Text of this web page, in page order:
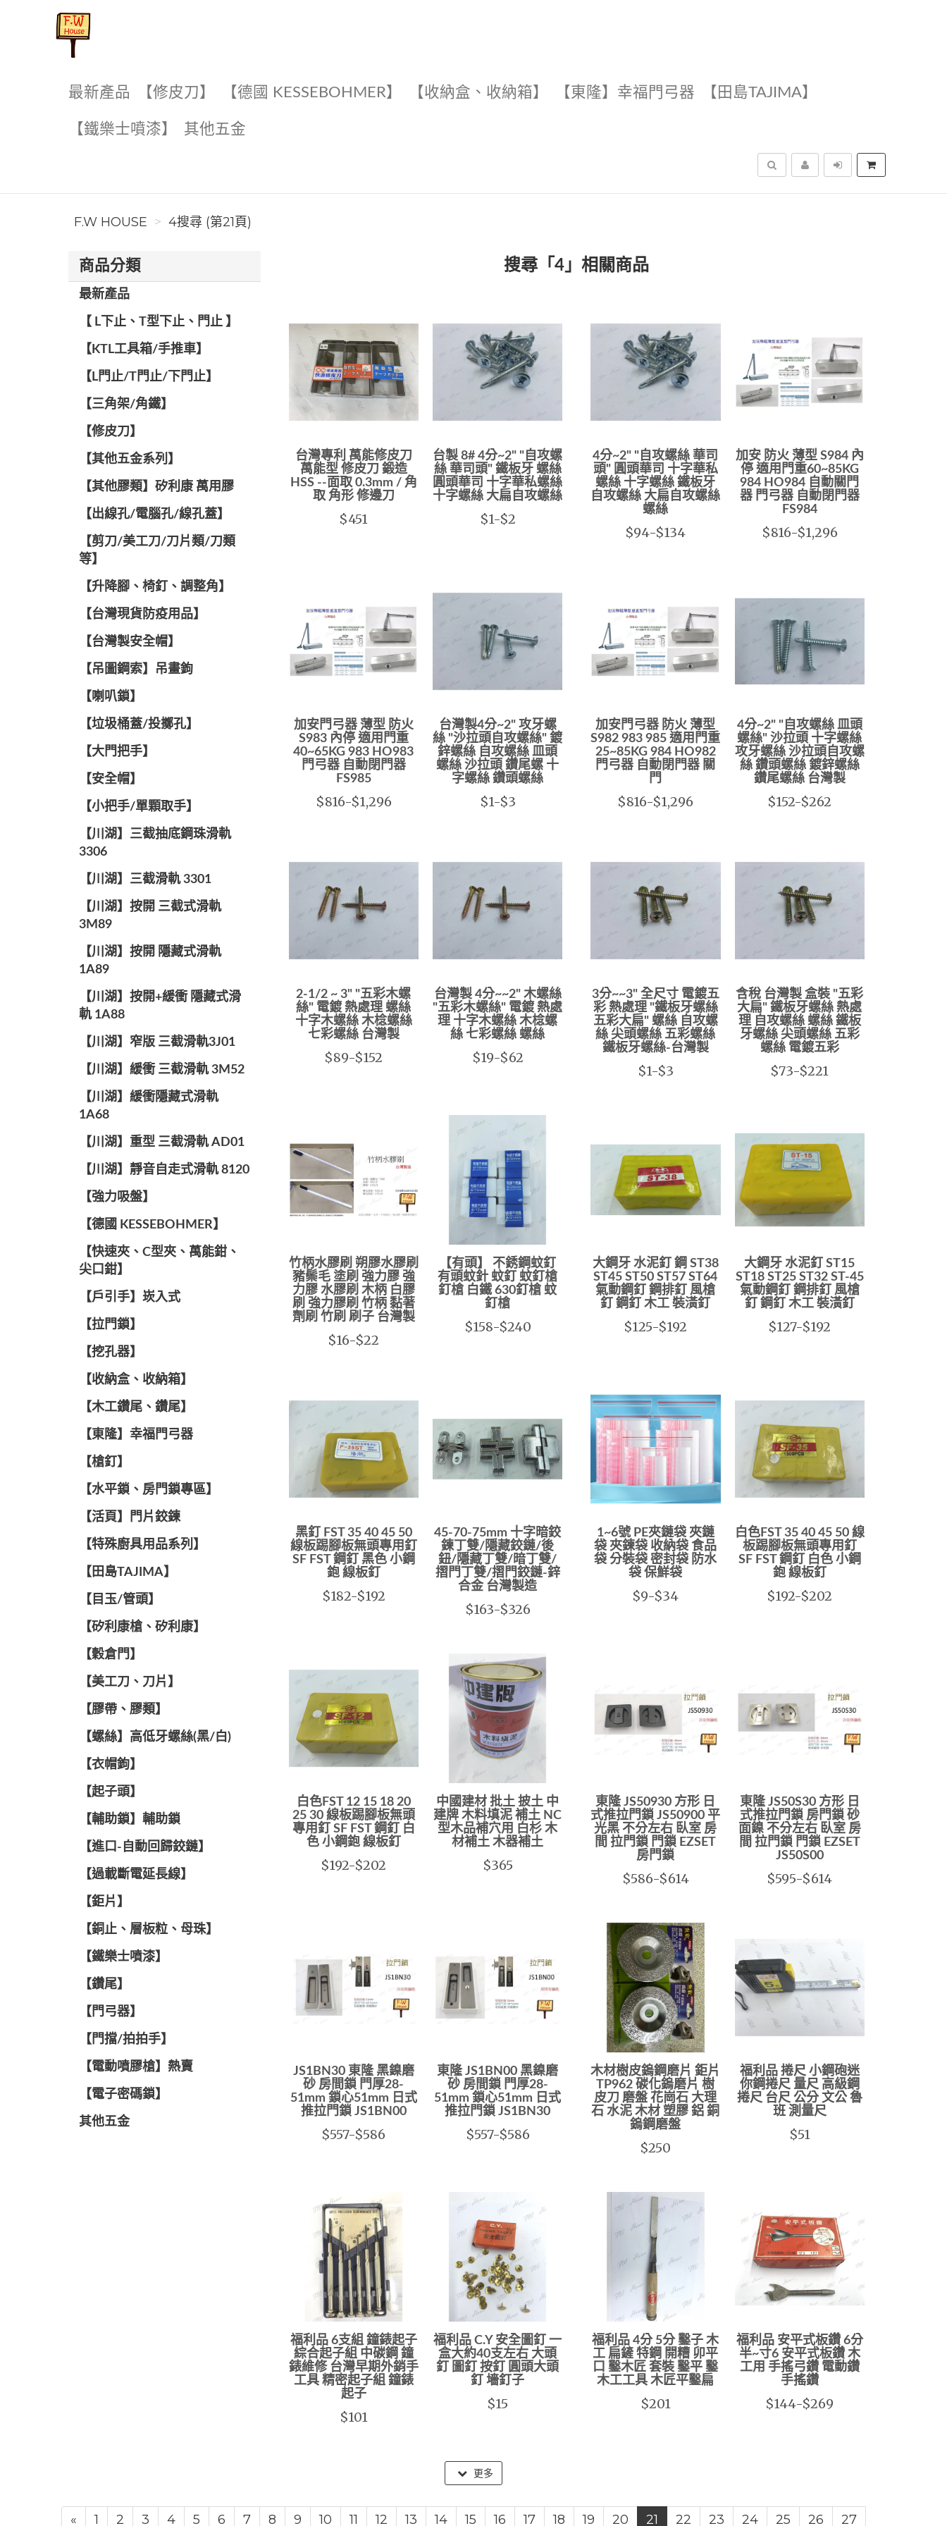
最新產品 【修皮刀】 【德國 KESSEBOHMER】 【收納盒、收納箱】 【東隆】幸福門弓器 【田島TAJIMA】
【鐵樂士噴漆】 其他五金
搜尋
F.W HOUSE 4搜尋 (第21頁)
商品分類
最新產品
【 L下止、T型下止、門止 】
【KTL工具箱/手推車】
【L門止/T門止/下門止】
【三角架/角鐵】
【修皮刀】
【其他五金系列】
【其他膠類】矽利康 萬用膠
【出線孔/電腦孔/線孔蓋】
【剪刀/美工刀/刀片類/刀類
等】
【升降腳、椅釘、調整角】
【台灣現貨防疫用品】
【台灣製安全帽】
【吊圖鋼索】吊畫鉤
【喇叭鎖】
【垃圾桶蓋/投擲孔】
【大門把手】
【安全帽】
【小把手/單顆取手】
【川湖】三截抽底鋼珠滑軌
3306
【川湖】三截滑軌 3301
【川湖】按開 三截式滑軌
3M89
【川湖】按開 隱藏式滑軌
1A89
【川湖】按開+緩衝 隱藏式滑
軌 1A88
【川湖】窄版 三截滑軌3J01
【川湖】緩衝 三截滑軌 3M52
【川湖】緩衝隱藏式滑軌
1A68
【川湖】重型 三截滑軌 AD01
【川湖】靜音自走式滑軌 8120
【強力吸盤】
【德國 KESSEBOHMER】
【快速夾、C型夾、萬能鉗、
尖口鉗】
【戶引手】崁入式
【拉門鎖】
【挖孔器】
【收納盒、收納箱】
【木工鑽尾、鑽尾】
【東隆】幸福門弓器
【槍釘】
【水平鎖、房門鎖專區】
【活頁】門片鉸鍊
【特殊廚具用品系列】
【田島TAJIMA】
【目玉/管頭】
【矽利康槍、矽利康】
【穀倉門】
【美工刀、刀片】
【膠帶、膠類】
【螺絲】高低牙螺絲(黑/白)
【衣帽鉤】
【起子頭】
【輔助鎖】輔助鎖
【進口-自動回歸鉸鏈】
【過載斷電延長線】
【鉅片】
【銅止、層板粒、母珠】
【鐵樂士噴漆】
【鑽尾】
【門弓器】
【門擋/拍拍手】
【電動噴膠槍】熱賣
【電子密碼鎖】
其他五金
搜尋「4」相關商品
台灣專利 萬能修皮刀
萬能型 修皮刀 鍛造
HSS --面取 0.3mm / 角
取 角形 修邊刀
$451
台製 8# 4分~2" "自攻螺
絲 華司頭" 鐵板牙 螺絲
圓頭華司 十字華私螺絲
十字螺絲 大扁自攻螺絲
$1-$2
4分~2" "自攻螺絲 華司
頭" 圓頭華司 十字華私
螺絲 十字螺絲 鐵板牙
自攻螺絲 大扁自攻螺絲
螺絲
$94-$134
加安 防火 薄型 S984 內
停 適用門重60~85KG
984 HO984 自動關門
器 門弓器 自動閉門器
FS984
$816-$1,296
加安門弓器 薄型 防火
S983 內停 適用門重
40~65KG 983 HO983
門弓器 自動閉門器
FS985
$816-$1,296
台灣製4分~2" 攻牙螺
絲 "沙拉頭自攻螺絲" 鍍
鋅螺絲 自攻螺絲 皿頭
螺絲 沙拉頭 鑽尾螺 十
字螺絲 鑽頭螺絲
$1-$3
加安門弓器 防火 薄型
S982 983 985 適用門重
25~85KG 984 HO982
門弓器 自動閉門器 關
門
$816-$1,296
4分~2" "自攻螺絲 皿頭
螺絲" 沙拉頭 十字螺絲
攻牙螺絲 沙拉頭自攻螺
絲 鑽頭螺絲 鍍鋅螺絲
鑽尾螺絲 台灣製
$152-$262
2-1/2 ~ 3" "五彩木螺
絲" 電鍍 熱處理 螺絲
十字木螺絲 木棯螺絲
七彩螺絲 台灣製
$89-$152
台灣製 4分~~2" 木螺絲
"五彩木螺絲" 電鍍 熱處
理 十字木螺絲 木棯螺
絲 七彩螺絲 螺絲
$19-$62
3分~~3" 全尺寸 電鍍五
彩 熱處理 "鐵板牙螺絲
五彩大扁" 螺絲 自攻螺
絲 尖頭螺絲 五彩螺絲
鐵板牙螺絲-台灣製
$1-$3
含稅 台灣製 盒裝 "五彩
大扁" 鐵板牙螺絲 熱處
理 自攻螺絲 螺絲 鐵板
牙螺絲 尖頭螺絲 五彩
螺絲 電鍍五彩
$73-$221
竹柄水膠刷 朔膠水膠刷
豬鬃毛 塗刷 強力膠 強
力膠 水膠刷 木柄 白膠
刷 強力膠刷 竹柄 黏著
劑刷 竹刷 刷子 台灣製
$16-$22
【有頭】 不銹鋼蚊釘
有頭蚊針 蚊釘 蚊釘槍
釘槍 白鐵 630釘槍 蚊
釘槍
$158-$240
大鋼牙 水泥釘 鋼 ST38
ST45 ST50 ST57 ST64
氣動鋼釘 鋼排釘 風槍
釘 鋼釘 木工 裝潢釘
$125-$192
大鋼牙 水泥釘 ST15
ST18 ST25 ST32 ST-45
氣動鋼釘 鋼排釘 風槍
釘 鋼釘 木工 裝潢釘
$127-$192
黑釘 FST 35 40 45 50
線板踢腳板無頭專用釘
SF FST 鋼釘 黑色 小鋼
鉋 線板釘
$182-$192
45-70-75mm 十字暗鉸
鍊丁雙/隱藏鉸鏈/後
鈕/隱藏丁雙/暗丁雙/
摺門丁雙/摺門鉸鏈-鋅
合金 台灣製造
$163-$326
1~6號 PE夾鏈袋 夾鏈
袋 夾鍊袋 收納袋 食品
袋 分裝袋 密封袋 防水
袋 保鮮袋
$9-$34
白色FST 35 40 45 50 線
板踢腳板無頭專用釘
SF FST 鋼釘 白色 小鋼
鉋 線板釘
$192-$202
白色FST 12 15 18 20
25 30 線板踢腳板無頭
專用釘 SF FST 鋼釘 白
色 小鋼鉋 線板釘
$192-$202
中國建材 批土 披土 中
建牌 木料填泥 補土 NC
型木品補穴用 白杉 木
材補土 木器補土
$365
東隆 JS50930 方形 日
式推拉門鎖 JS50900 平
光黑 不分左右 臥室 房
間 拉門鎖 門鎖 EZSET
房門鎖
$586-$614
東隆 JS50S30 方形 日
式推拉門鎖 房門鎖 砂
面鎳 不分左右 臥室 房
間 拉門鎖 門鎖 EZSET
JS50S00
$595-$614
JS1BN30 東隆 黑鎳磨
砂 房間鎖 門厚28-
51mm 鎖心51mm 日式
推拉門鎖 JS1BN00
$557-$586
東隆 JS1BN00 黑鎳磨
砂 房間鎖 門厚28-
51mm 鎖心51mm 日式
推拉門鎖 JS1BN30
$557-$586
木材樹皮鎢鋼磨片 鉅片
TP962 碳化鎢磨片 樹
皮刀 磨盤 花崗石 大理
石 水泥 木材 塑膠 鋁 銅
鎢鋼磨盤
$250
福利品 捲尺 小鋼砲迷
你鋼捲尺 量尺 高級鋼
捲尺 台尺 公分 文公 魯
班 測量尺
$51
福利品 6支組 鐘錶起子
綜合起子組 中碳鋼 鐘
錶維修 台灣早期外銷手
工具 精密起子組 鐘錶
起子
$101
福利品 C.Y 安全圖釘 一
盒大約40支左右 大頭
釘 圖釘 按釘 圓頭大頭
釘 墻釘子
$15
福利品 4分 5分 鑿子 木
工 扁鏟 特鋼 開糟 卯平
口 鑿木匠 套裝 鑿平 鑿
木工工具 木匠平鑿扁
$201
福利品 安平式板鑽 6分
半~寸6 安平式板鑽 木
工用 手搖弓鑽 電動鑽
手搖鑽
$144-$269
更多
« 1 2 3 4 5 6 7 8 9 10 11 12 13 14 15 16 17 18 19 20 21 22 23 24 25 26 27